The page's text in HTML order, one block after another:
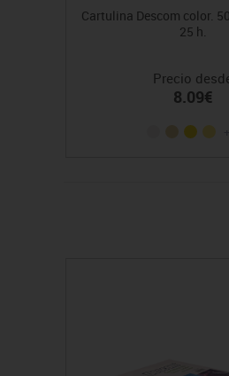
Cartulina Descom color.
25 h.
Precio
8.09€